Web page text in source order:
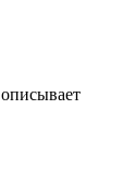
описывает